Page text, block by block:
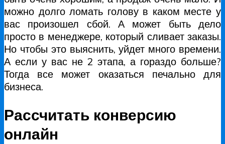
можно долго ломать голову в каком месте у
вас произошел сбой. А может быть дело
просто в менеджере, который сливает заказы.
Но чтобы это выяснить, уйдет много времени.
А если у вас не 2 этапа, а гораздо больше?
Тогда все может оказаться печально для
бизнеса.
Рассчитать конверсию
онлайн